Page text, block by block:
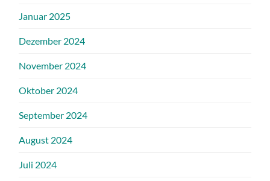
Januar 2025
Dezember 2024
November 2024
Oktober 2024
September 2024
August 2024
Juli 2024